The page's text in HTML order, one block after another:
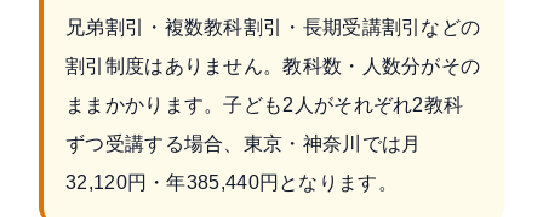
兄弟割引・複数教科割引・長期受講割引などの
割引制度はありません。教科数・人数分がその
ままかかります。子ども2人がそれぞれ2教科
ずつ受講する場合、東京・神奈川では月
32,120円・年385,440円となります。